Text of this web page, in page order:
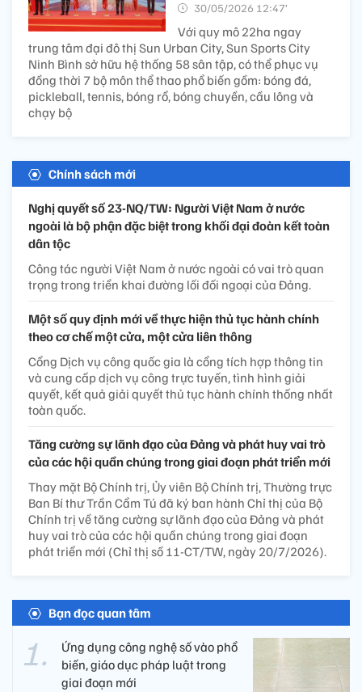
30/05/2026 12:47’
Với quy mô 22ha ngay
trung tâm đại đô thị Sun Urban City, Sun Sports City
Ninh Bình sở hữu hệ thống 58 sân tập, có thể phục vụ
đồng thời 7 bộ môn thể thao phổ biến gồm: bóng đá,
pickleball, tennis, bóng rổ, bóng chuyền, cầu lông và
chạy bộ
Chính sách mới
Nghị quyết số 23-NQ/TW: Người Việt Nam ở nước
ngoài là bộ phận đặc biệt trong khối đại đoàn kết toàn
dân tộc
Công tác người Việt Nam ở nước ngoài có vai trò quan
trọng trong triển khai đường lối đối ngoại của Đảng.
Một số quy định mới về thực hiện thủ tục hành chính
theo cơ chế một cửa, một cửa liên thông
Cổng Dịch vụ công quốc gia là cổng tích hợp thông tin
và cung cấp dịch vụ công trực tuyến, tình hình giải
quyết, kết quả giải quyết thủ tục hành chính thống nhất
toàn quốc.
Tăng cường sự lãnh đạo của Đảng và phát huy vai trò
của các hội quần chúng trong giai đoạn phát triển mới
Thay mặt Bộ Chính trị, Ủy viên Bộ Chính trị, Thường trực
Ban Bí thư Trần Cẩm Tú đã ký ban hành Chỉ thị của Bộ
Chính trị về tăng cường sự lãnh đạo của Đảng và phát
huy vai trò của các hội quần chúng trong giai đoạn
phát triển mới (Chỉ thị số 11-CT/TW, ngày 20/7/2026).
Bạn đọc quan tâm
Ứng dụng công nghệ số vào phổ
biến, giáo dục pháp luật trong
giai đoạn mới